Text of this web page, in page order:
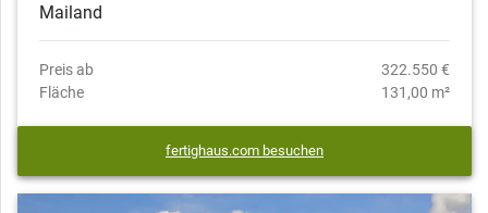
Mailand
Preis ab
322.550 €
Fläche
131,00 m²
fertighaus.com besuchen